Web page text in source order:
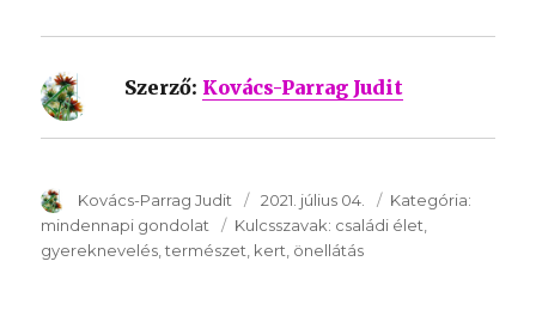
Szerző: Kovács-Parrag Judit
SzerzÅ
Kovács-Parrag Judit Közzétéve:
2021. július 04. Kategória:
mindennapi gondolat
Kulcsszavak: Kulcsszavak:
családi élet
gyereknevelés természet kert önellátás